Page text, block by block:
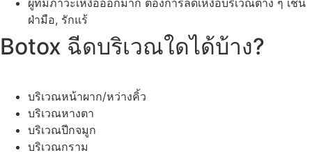
ผู้ที่มีภาวะเหงื่อออกมาก ต้องการลดเหงื่อบริเวณต่าง ๆ เช่น
ฝ่ามือ, รักแร้
Botox ฉีดบริเวณใดได้บ้าง?
บริเวณหน้าผาก/หว่างคิ้ว
บริเวณหางตา
บริเวณปีกจมูก
บริเวณกราม